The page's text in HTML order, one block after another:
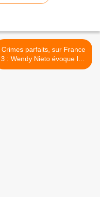
Crimes parfaits, sur France
3 : Wendy Nieto évoque les
deux nouveaux épisodes